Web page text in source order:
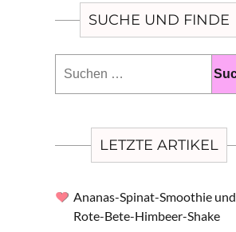
SUCHE UND FINDE
nach:
LETZTE ARTIKEL
Ananas-Spinat-Smoothie und
Rote-Bete-Himbeer-Shake